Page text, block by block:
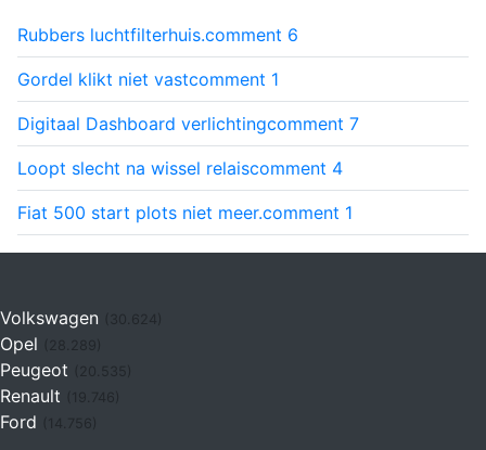
Rubbers luchtfilterhuis.comment 6
Gordel klikt niet vastcomment 1
Digitaal Dashboard verlichtingcomment 7
Loopt slecht na wissel relaiscomment 4
Fiat 500 start plots niet meer.comment 1
Volkswagen (30.624)
Opel
Peugeot
Renault (19.746)
Ford (14.756)